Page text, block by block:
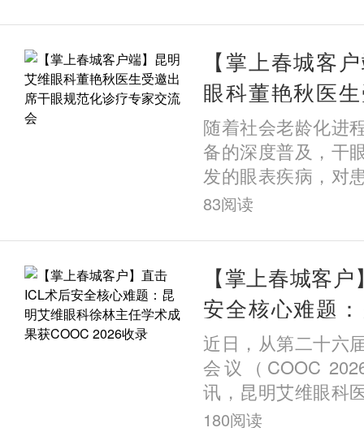
——昆明艾维眼科
她也被大家亲切誉
【掌上春城客
眼科董艳秋医
规范化诊疗专家
随着社会老龄化进
备的深度普及，干
发的眼表疾病，对
严重威胁。3月21
开。来自云南、贵
权威专家齐聚一堂
围绕干眼热点话
话，共探基于睑板
干预策略，为突破
共识。
83阅读
【掌上春城客
安全核心难题
徐林主任学术
2026收录
近日，从第二十六
会议（COOC
讯，昆明艾维眼科
主任徐林领衔撰写
180阅读